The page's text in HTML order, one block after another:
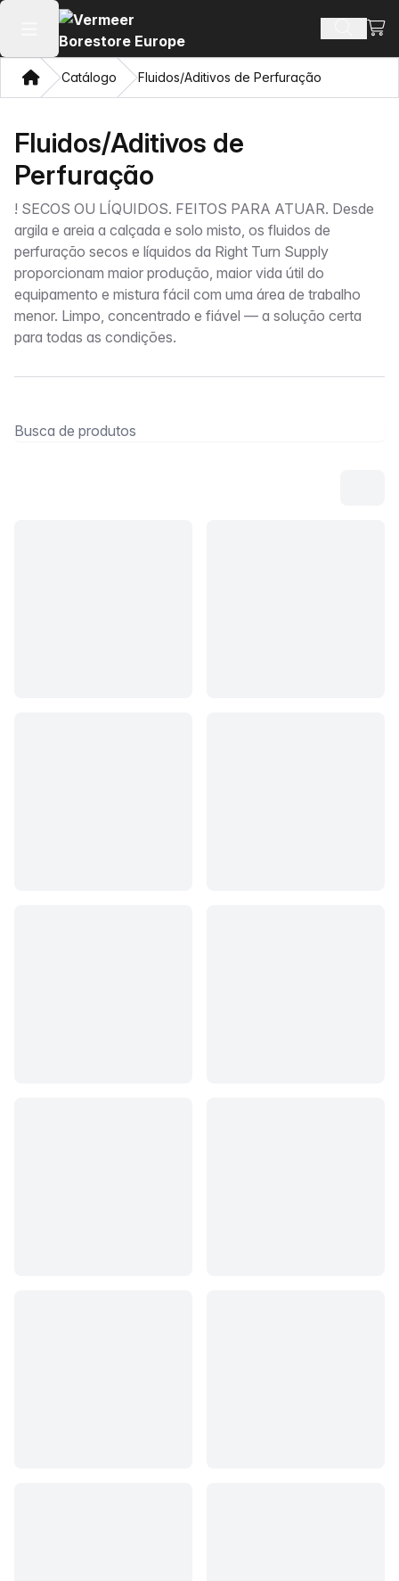
Abrir menu principal Busca
Ver
CasaCatálogo Fluidos/Aditivos de Perfuração
Fluidos/Aditivos de
Perfuração
! SECOS OU LÍQUIDOS. FEITOS PARA ATUAR. Desde
argila e areia a calçada e solo misto, os fluidos de
perfuração secos e líquidos da Right Turn Supply
proporcionam maior produção, maior vida útil do
equipamento e mistura fácil com uma área de trabalho
menor. Limpo, concentrado e fiável — a solução certa
para todas as condições.